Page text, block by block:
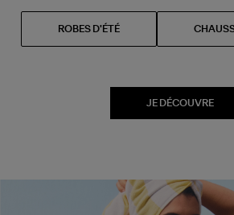
ROBES D'ÉTÉ
JE DÉCOUVRE